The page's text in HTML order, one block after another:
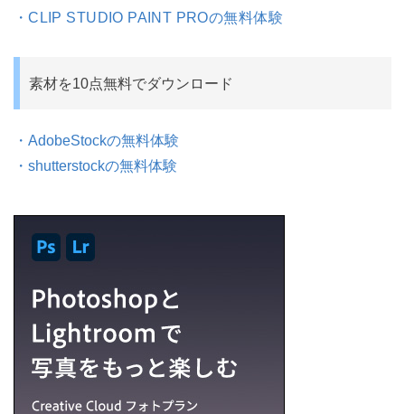
・CLIP STUDIO PAINT PROの無料体験
素材を10点無料でダウンロード
・AdobeStockの無料体験
・shutterstockの無料体験